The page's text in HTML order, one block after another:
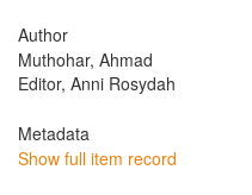
Author
Muthohar, Ahmad
Editor, Anni Rosydah
Metadata
Show full item record